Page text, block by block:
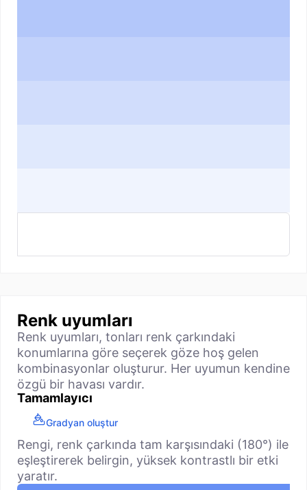
Renk uyumları
Renk uyumları, tonları renk çarkındaki
konumlarına göre seçerek göze hoş gelen
kombinasyonlar oluşturur. Her uyumun kendine
özgü bir havası vardır.
Tamamlayıcı
Gradyan oluştur
Rengi, renk çarkında tam karşısındaki (180°) ile
eşleştirerek belirgin, yüksek kontrastlı bir etki
yaratır.